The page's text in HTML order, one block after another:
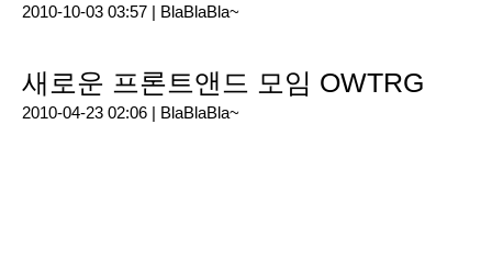
2010-10-03 03:57 | BlaBlaBla~
새로운 프론트앤드 모임 OWTRG
2010-04-23 02:06 | BlaBlaBla~